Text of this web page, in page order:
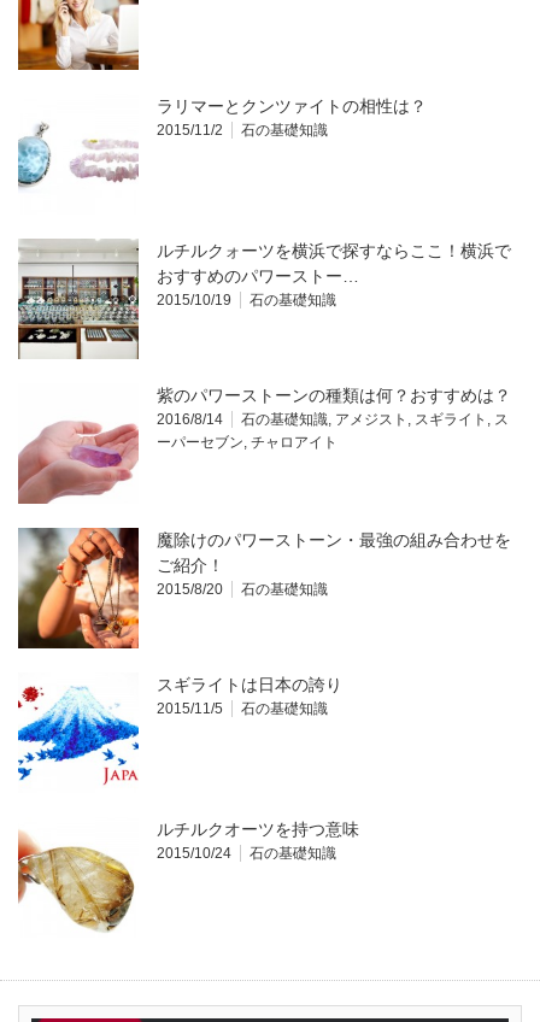
ラリマーとクンツァイトの相性は？
2015/11/2 石の基礎知識
ルチルクォーツを横浜で探すならここ！横浜で
おすすめのパワーストー…
2015/10/19 石の基礎知識
紫のパワーストーンの種類は何？おすすめは？
2016/8/14 石の基礎知識, アメジスト , スギライト , ス
ーパーセブン, チャロアイト
魔除けのパワーストーン・最強の組み合わせを
ご紹介！
2015/8/20 石の基礎知識
スギライトは日本の誇り
2015/11/5 石の基礎知識
ルチルクオーツを持つ意味
2015/10/24 石の基礎知識